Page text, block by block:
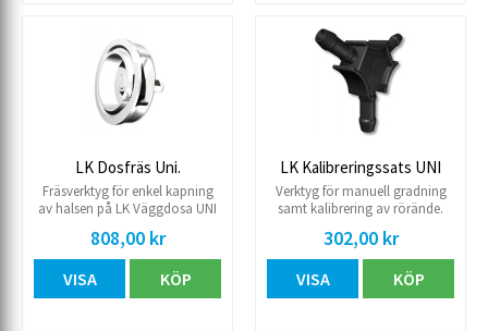
LK Dosfräs Uni.
Fräsverktyg för enkel kapning
av halsen på LK Väggdosa UNI
vägg.
808,00 kr
VISA KÖP
LK Kalibreringssats UNI
Verktyg för manuell gradning
samt kalibrering av rörände.
för att Press Pex-kopplingens
O-ring inte ska skadas när röret
302,00 kr
VISA KÖP